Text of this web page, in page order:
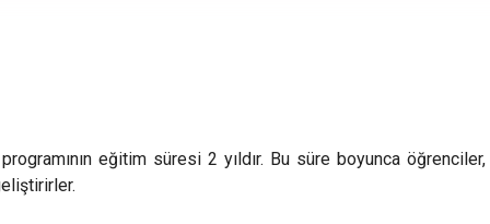
eğitim süresi 2 yıldır. Bu süre boyunca